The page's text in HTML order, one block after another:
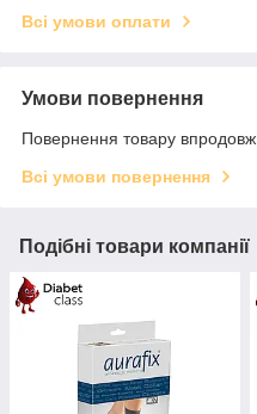
Всі умови оплати
Умови повернення
Повернення товару
Всі умови повернення
Подібні товари компанії